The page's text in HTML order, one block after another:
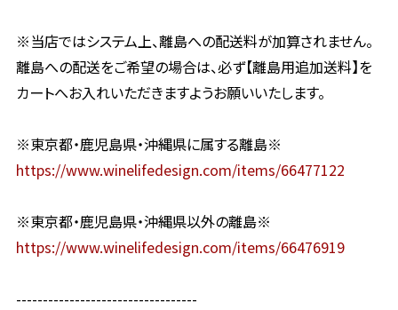
※当店ではシステム上、離島への配送料が加算されません。
離島への配送をご希望の場合は、必ず【離島用追加送料】を
カートへお入れいただきますようお願いいたします。
※東京都・鹿児島県・沖縄県に属する離島※
https://www.winelifedesign.com/items/66477122
※東京都・鹿児島県・沖縄県以外の離島※
https://www.winelifedesign.com/items/66476919
----------------------------------